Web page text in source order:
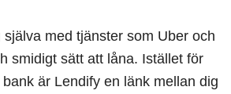
med tjänster som Uber och
smidigt sätt att låna. Istället för
är Lendify en länk mellan dig